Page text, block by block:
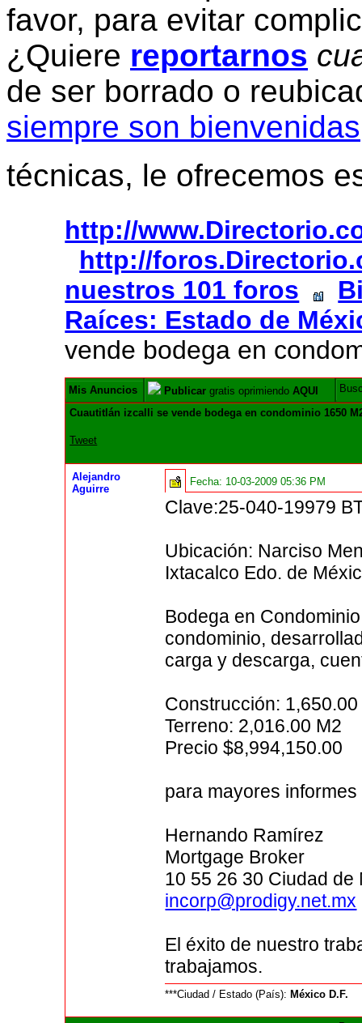
favor, para evitar
¿Quiere reportarnos
de ser borrado o
siempre son bienvenidas
técnicas, le ofrecemos
http://
http://
nuestros 101 foros
Raíces: Estado de
vende bodega en
Mis Anuncios Publicar gratis oprimiendoAQUI
Cuautitlán izcalli se vende bodega en condominio 1650
Tweet
Alejandro
Aguirre
Fecha: 10-03-2009 05:36 PM
Clave:25-040-19979
Ubicación: Narciso
Ixtacalco Edo. de
Bodega en
condominio,
carga y descarga,
Construcción:
Terreno: 2,016.00 M2
Precio $8,994,150.00
para mayores informes
Hernando Ramírez
Mortgage Broker
10 55 26 30 Ciudad de
incorp@prodigy.net.mx
El éxito de nuestro
trabajamos.
***Ciudad / Estado (País): México D.F.